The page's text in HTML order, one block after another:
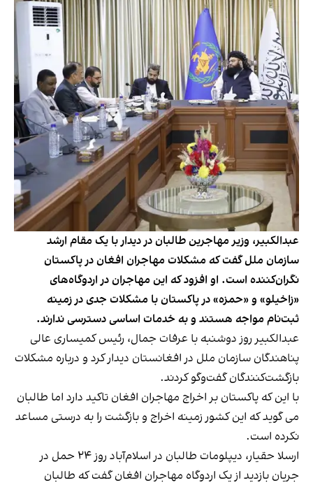
عبدالکبیر، وزیر مهاجرین طالبان در دیدار با یک مقام ارشد
سازمان ملل گفت که مشکلات مهاجران افغان در پاکستان
نگران‌کننده است. او افزود که این مهاجران در اردوگاه‌های
«زاخیلو» و «حمزه» در پاکستان با مشکلات جدی در زمینه
ثبت‌نام مواجه هستند و به خدمات اساسی دسترسی ندارند.
عبدالکبیر روز دوشنبه با عرفات جمال، رئیس کمیساری عالی
پناهندگان سازمان ملل در افغانستان دیدار کرد و درباره مشکلات
بازگشت‌کنندگان گفت‌وگو کردند.
با این که پاکستان بر اخراج مهاجران افغان تاکید دارد اما طالبان
می گوید که این کشور زمینه اخراج و بازگشت را به درستی مساعد
نکرده است.
ارسلا حقیار، دیپلومات طالبان در اسلام‌آباد روز ۲۴ حمل در
جریان بازدید از یک اردوگاه مهاجران افغان گفت که طالبان